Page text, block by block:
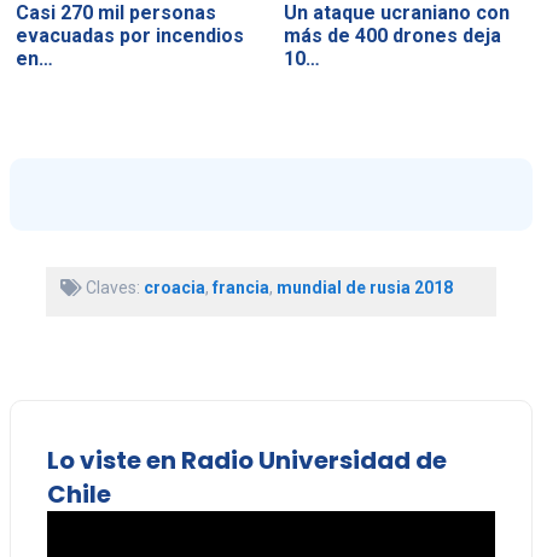
Casi 270 mil personas
evacuadas por incendios
en…
Un ataque ucraniano con
más de 400 drones deja
10…
Claves: croacia,francia, mundial de rusia 2018
Lo viste en Radio Universidad de
Chile